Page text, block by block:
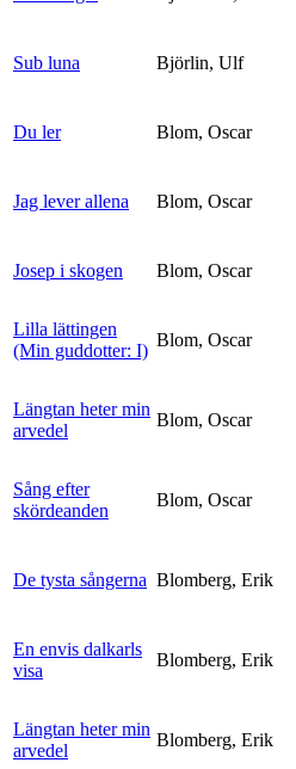
Sub luna Björlin, Ulf
Du ler Blom, Oscar
Jag lever allena Blom, Oscar
Josep i skogen Blom, Oscar
Lilla lättingen
(Min guddotter: I)
Blom, Oscar
Längtan heter min
arvedel
Blom, Oscar
Sång efter
skördeanden
Blom, Oscar
De tysta sångerna Blomberg, Erik
En envis dalkarls
visa
Blomberg, Erik
Längtan heter min
arvedel
Blomberg, Erik